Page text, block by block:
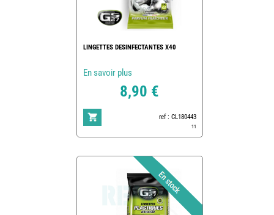
LINGETTES DESINFECTANTES X40
En savoir plus
8,90 €
ref : CL180443
11